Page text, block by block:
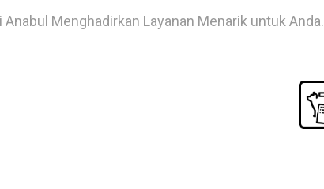
Anabul Menghadirkan Layanan Menarik untuk Anda.